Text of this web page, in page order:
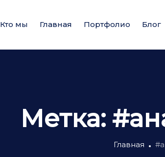
Кто мы Главная Портфолио Блог
Метка:
Главная